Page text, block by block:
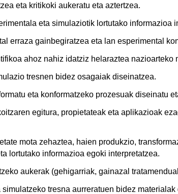
eta kritikoki aukeratu eta aztertzea.
eta simulaziotik lortutako informazioa
erraza gainbegiratzea eta lan esperimental
ahoz nahiz idatziz helaraztea nazioarteko
tresnen bidez osagaiak diseinatzea.
eta konformatzeko prozesuak diseinatu
egitura, propietateak eta aplikazioak
mota zehaztea, haien produkzio,
lortutako informazioa egoki interpretatzea.
aukerak (gehigarriak, gainazal
simulatzeko tresna aurreratuen bidez